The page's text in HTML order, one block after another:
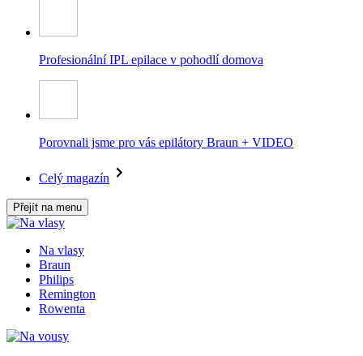
Profesionální IPL epilace v pohodlí domova
Porovnali jsme pro vás epilátory Braun + VIDEO
Celý magazín
Přejít na menu
Na vlasy
Braun
Philips
Remington
Rowenta